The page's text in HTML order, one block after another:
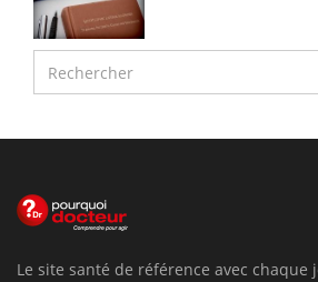
Le site santé de référence avec